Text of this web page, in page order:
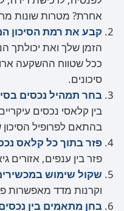
אחרת? מטרות שונות
קבע את רמת הסיכון
הזמן שלך ואת יכולתך
ככל שטווח ההשקעה
סיכונים.
בחר תמהיל נכסים
בין קלאסי נכסים
בהתאם לפרופיל
פזר בתוך כל קלאס
פזר בין ענפים, אזורים
שקול שימוש
וקרנות מדד מאפשרות
בחן מתאמים בין